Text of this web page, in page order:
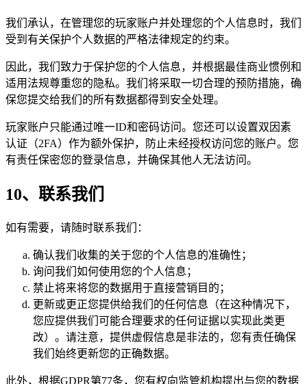
我们承认，在管理您的玩家账户并处理您的个人信息时，我们
受到有关保护个人数据的严格法律规定的约束。
因此，我们致力于保护您的个人信息，并根据最佳商业惯例和
适用法规尊重您的隐私。我们将采取一切合理的预防措施，确
保您提交给我们的所有数据都得到安全处理。
玩家账户只能通过唯一ID和密码访问。您还可以设置双因素
认证（2FA）作为额外保护，防止未经授权访问您的账户。您
有责任保密您的登录信息，并确保其他人无法访问。
10、联系我们
如有需要，请随时联系我们：
确认我们收集的关于您的个人信息的准确性；
询问我们如何使用您的个人信息；
禁止将来将您的数据用于直接营销目的；
更新或更正您提供给我们的任何信息（在这种情况下，
您应提供我们可能合理要求的任何证据以实现此类更
改）。请注意，提供虚假信息是非法的，您有责任确保
我们始终更新您的正确数据。
此外，根据GDPR第77条，您有权向监管机构提出与您的数据